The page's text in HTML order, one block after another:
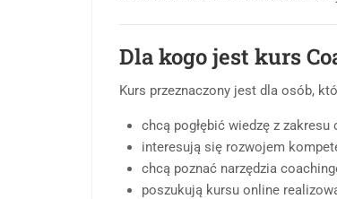
Dla kogo jest kurs
Kurs przeznaczony jest dla osób,
chcą pogłębić wiedzę z
interesują się rozwojem
chcą poznać narzędzia
poszukują kursu online